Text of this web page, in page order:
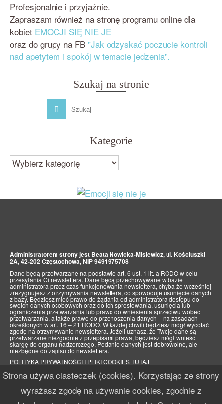
Profesjonalnie i przyjaźnie.
Zapraszam również na stronę programu online dla
kobiet EMOCJI SIĘ NIE JE
oraz do grupy na FB "Jak odzyskać poczucie kontroli
nad apetytem i spokój w temacie jedzenia".
Szukaj na stronie
Kategorie
Kategorie
Administratorem strony jest Beata Nowicka-Misiewicz, ul. Kościuszki
2A, 42-202 Częstochowa, NIP 9491975708
Dane będą przetwarzane na podstawie art. 6 ust. 1 lit. a RODO w celu
przesyłania Ci newslettera. Dane będą przechowywane w bazie
administratora przez czas funkcjonowania newslettera, chyba że wcześniej
zrezygnujesz z otrzymywania newslettera, co spowoduje usunięcie danych
z bazy. Będziesz mieć prawo do żądania od administratora dostępu do
swoich danych osobowych oraz do ich sprostowania, usunięcia lub
ograniczenia przetwarzania lub prawo do wniesienia sprzeciwu wobec
przetwarzania, a także prawo do przenoszenia danych – na zasadach
określonych w art. 16 – 21 RODO. W każdej chwili będziesz mógł wycofać
zgodę na otrzymywanie newslettera. Jeżeli uznasz, że Twoje dane są
przetwarzane niezgodnie z przepisami prawa, będziesz mógł wnieść
skargę do organu nadzorczego. Podanie danych jest dobrowolne, ale
niezbędne do zapisu do newslettera.
POLITYKA PRYWATNOŚCI I PLIKI COOKIES TUTAJ
Strona używa ciasteczek (cookies). Korzystając ze strony
wyrażasz zgodę na używanie cookies, zgodnie z